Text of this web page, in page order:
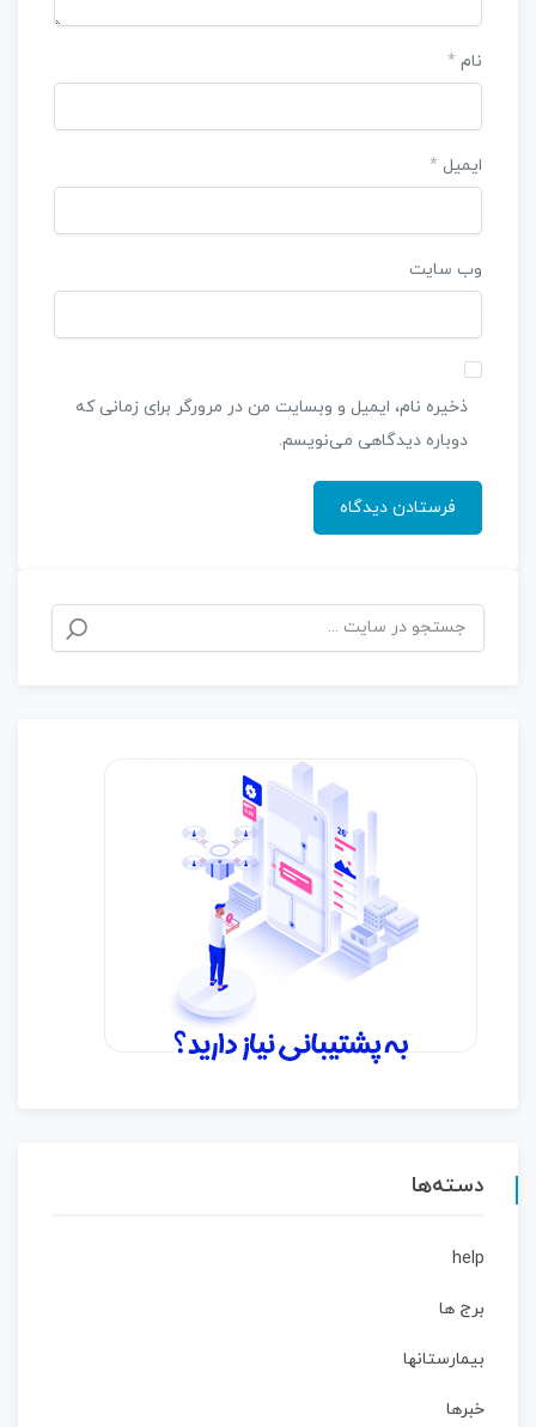
نام *
ایمیل *
وب‌ سایت
ذخیره نام، ایمیل و وبسایت من در مرورگر برای زمانی که
دوباره دیدگاهی می‌نویسم.
دسته‌ها
help
برج ها
بیمارستانها
خبرها